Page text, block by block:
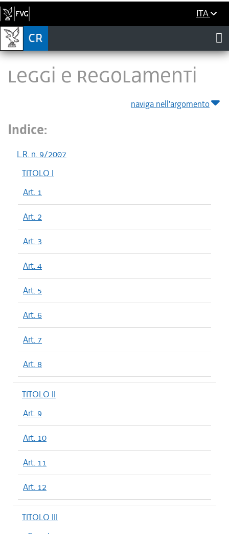
ITA
LEGGI E REGOLAMENTI
naviga nell'argomento
Indice:
L.R. n. 9/2007
TITOLO I
Art. 1
Art. 2
Art. 3
Art. 4
Art. 5
Art. 6
Art. 7
Art. 8
TITOLO II
Art. 9
Art. 10
Art. 11
Art. 12
TITOLO III